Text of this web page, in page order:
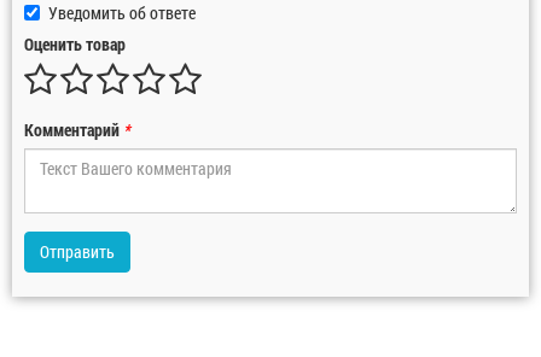
Уведомить об ответе
Оценить товар
Комментарий *
Отправить